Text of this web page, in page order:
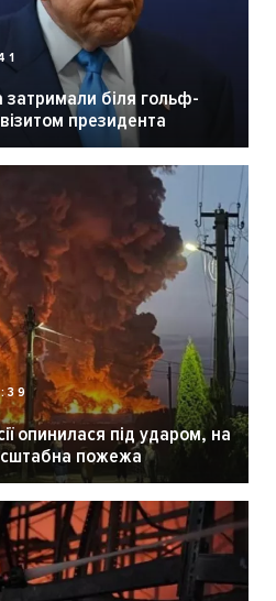
затримали біля гольф-
президента
опинилася під ударом, на
пожежа